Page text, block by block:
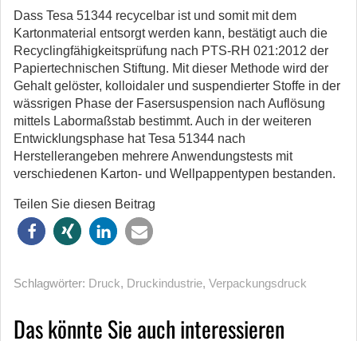
Dass Tesa 51344 recycelbar ist und somit mit dem
Kartonmaterial entsorgt werden kann, bestätigt auch die
Recyclingfähigkeitsprüfung nach PTS-RH 021:2012 der
Papiertechnischen Stiftung. Mit dieser Methode wird der
Gehalt gelöster, kolloidaler und suspendierter Stoffe in der
wässrigen Phase der Fasersuspension nach Auflösung
mittels Labormaßstab bestimmt. Auch in der weiteren
Entwicklungsphase hat Tesa 51344 nach
Herstellerangeben mehrere Anwendungstests mit
verschiedenen Karton- und Wellpappentypen bestanden.
Teilen Sie diesen Beitrag
Schlagwörter: Druck, Druckindustrie, Verpackungsdruck
Das könnte Sie auch interessieren